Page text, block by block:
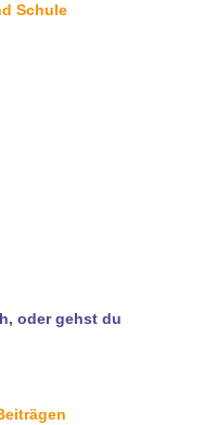
Schule
oder gehst du